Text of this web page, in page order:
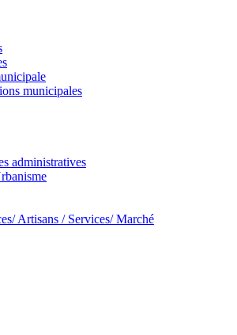
municipales
administratives
Artisans / Services/ Marché